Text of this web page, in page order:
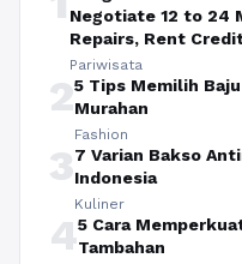
Negotiate 12 to 24
Repairs, Rent
Pariwisata
25 Tips Memilih
Murahan
Fashion
37 Varian Bakso
Indonesia
Kuliner
45 Cara
Tambahan